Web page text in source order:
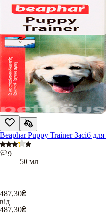
Beaphar Puppy Trainer Засіб
9
50 мл
487,30₴
від
487,30₴